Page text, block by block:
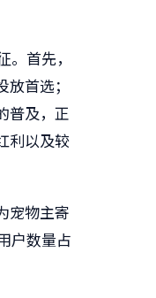
首先，
首选；
普及，正
利以及较
宠物主寄
户数量占